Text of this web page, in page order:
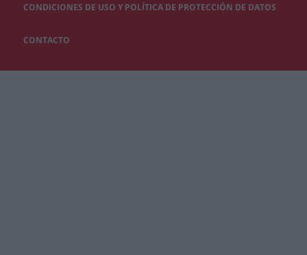
CONDICIONES DE USO Y POLÍTICA DE PROTECCIÓN DE DATOS
CONTACTO